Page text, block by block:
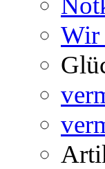
Wir